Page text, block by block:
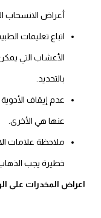
أعراض الانسحاب
اتباع تعليمات
الأعشاب التي
بالتحديد.
عدم إيقاف
عنها هي الأخرى.
ملاحظة علامات
خطيرة يجب
اعراض المخدرات على